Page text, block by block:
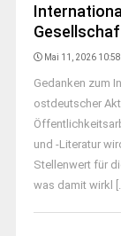
Mai 11, 2026 10:58
Gedanken zum
ostdeutscher
und -Literatur
Stellenwert für
was damit wirkl